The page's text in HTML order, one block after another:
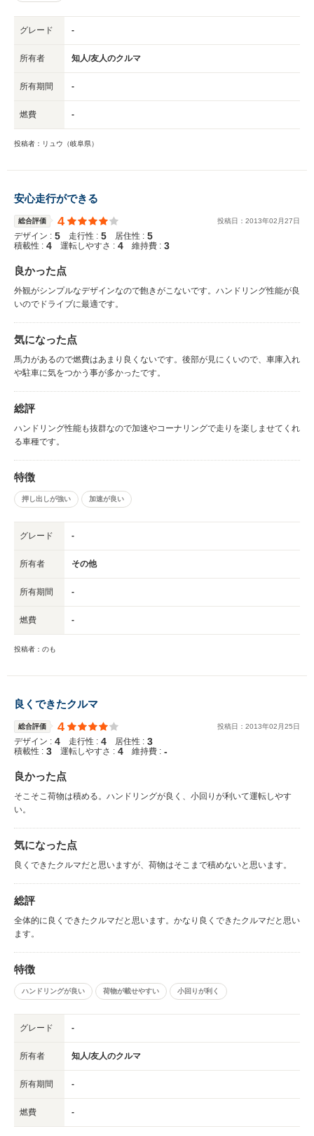
グレード -
所有者 知人/友人のクルマ
所有期間 -
燃費 -
投稿者：リュウ（岐阜県）
安心走行ができる
総合評価 4 投稿日： 2013年02 月27日
デザイン : 5 走行性 : 5 居住性 : 5
積載性 : 4 運転しやすさ : 4 維持費 : 3
良かった点
外観がシンプルなデザインなので飽きがこないです。ハンドリング性能が良
いのでドライブに最適です。
気になった点
馬力があるので燃費はあまり良くないです。後部が見にくいので、車庫入れ
や駐車に気をつかう事が多かったです。
総評
ハンドリング性能も抜群なので加速やコーナリングで走りを楽しませてくれ
る車種です。
特徴
押し出しが強い 加速が良い
グレード -
所有者 その他
所有期間 -
燃費 -
投稿者：のも
良くできたクルマ
総合評価 4 投稿日： 2013年02 月25日
デザイン : 4 走行性 : 4 居住性 : 3
積載性 : 3 運転しやすさ : 4 維持費 : -
良かった点
そこそこ荷物は積める。ハンドリングが良く、小回りが利いて運転しやす
い。
気になった点
良くできたクルマだと思いますが、荷物はそこまで積めないと思います。
総評
全体的に良くできたクルマだと思います。かなり良くできたクルマだと思い
ます。
特徴
ハンドリングが良い 荷物が載せやすい 小回りが利く
グレード -
所有者 知人/友人のクルマ
所有期間 -
燃費 -